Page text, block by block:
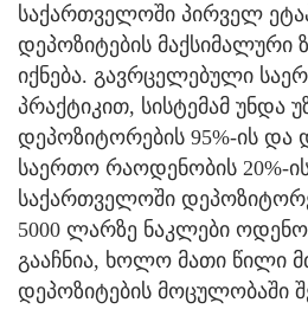
საქართველოში პირველ
დეპოზიტების მაქსიმალური
იქნება. გავრცელებული
პრაქტიკით, სისტემამ უნდა
დეპოზიტორების 95%-ის და
საერთო რაოდენობის 20%-
საქართველოში
5000 ლარზე ნაკლები
გააჩნია, ხოლო მათი წილი
დეპოზიტების მოცულობაში